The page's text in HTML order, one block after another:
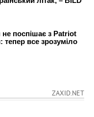
ZAXID.NET